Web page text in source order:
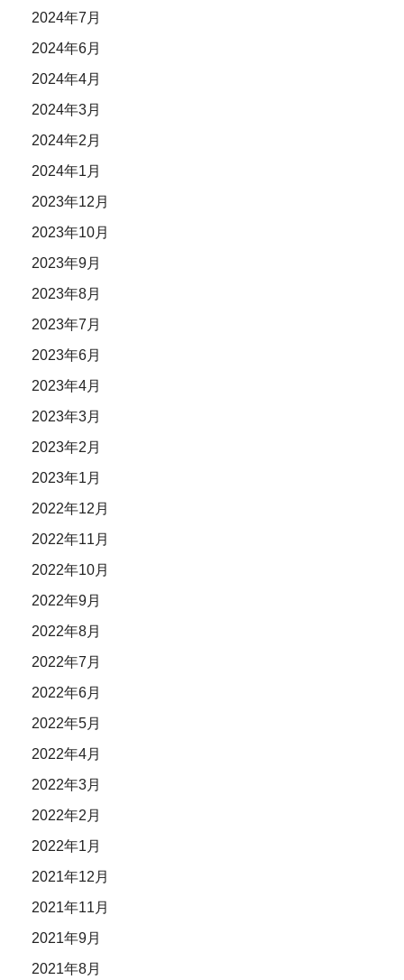
2024年7月
2024年6月
2024年4月
2024年3月
2024年2月
2024年1月
2023年12月
2023年10月
2023年9月
2023年8月
2023年7月
2023年6月
2023年4月
2023年3月
2023年2月
2023年1月
2022年12月
2022年11月
2022年10月
2022年9月
2022年8月
2022年7月
2022年6月
2022年5月
2022年4月
2022年3月
2022年2月
2022年1月
2021年12月
2021年11月
2021年9月
2021年8月